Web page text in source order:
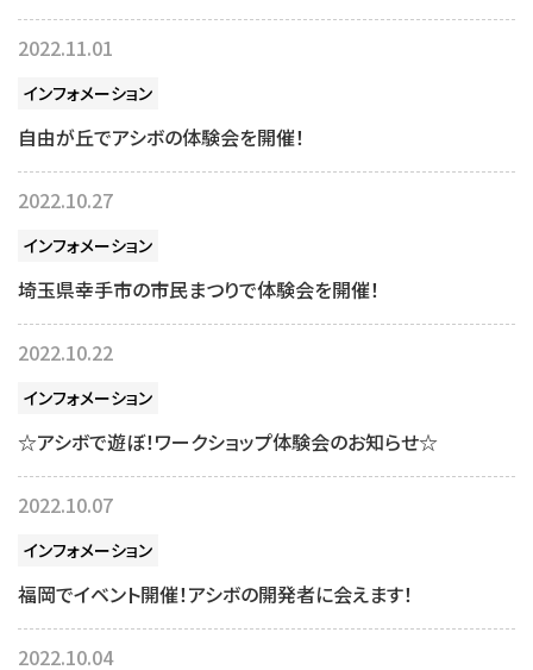
2022.11.01
インフォメーション
自由が丘でアシボの体験会を開催！
2022.10.27
インフォメーション
埼玉県幸手市の市民まつりで体験会を開催！
2022.10.22
インフォメーション
☆アシボで遊ぼ！ワークショップ体験会のお知らせ☆
2022.10.07
インフォメーション
福岡でイベント開催！アシボの開発者に会えます！
2022.10.04